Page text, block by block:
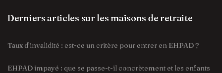
Derniers articles sur les maisons de retraite
Taux d’invalidité : est-ce un critère pour entrer en EHPAD ?
EHPAD impayé : que se passe-t-il concrètement et les enfants